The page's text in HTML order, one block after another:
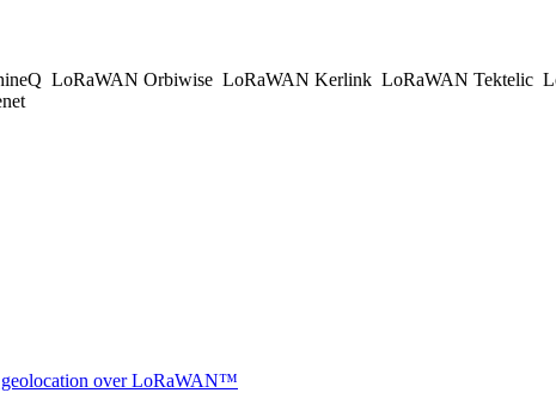
LoRaWAN Orbiwise LoRaWAN Kerlink LoRaWAN Tektelic
geolocation over LoRaWAN™